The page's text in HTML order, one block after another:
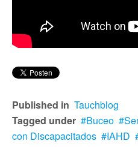
Published in Tauchblog
Tagged under
Buceo
con Discapacitados
IAHD